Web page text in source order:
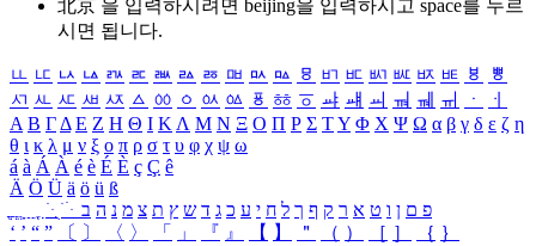
北京 을 입력하시려면 beijing을 입력하시고 space를 누르
시면 됩니다.
ㅥ ㅦ ㅧ ㅨ ㅩ ㅪ ㅫ ㅬ ㅭ ㅮ ㅯ ㅰ ㅱ ㅲ ㅳ ㅴ ㅵ ㅶ ㅷ ㅸ
ㅹ
ㅺ ㅻ ㅼ ㅽ ㅾ ㅿ ㆀ ㆁ ㆂ ㆃ ㆄ ㆅ ㆆ ㆇ ㆈ ㆉ ㆊ ㆋ ㆌ ㆍ
ㆎ
Α Β ΓΔ Ε Ζ Η Θ Ι ΚΛ Μ Ν Ξ Ο Π Ρ Σ ΤΥ Φ Χ Ψ Ω α β γ δ ε ζ η
θ ι κ λ μ ν ξ ο π ρ σ τ υ φ χ ψ ω
á à Á À é è É È ç Ç ê
Ä Ö Ü ä ö ü ß
ִֶֹ ֻּ ׁׂ פ ם ן ו ט א ר ק ף ך ל ח י ע כ ג ד ש ץ ת צ מ נ ה ב
‘ ’ “ ” 〔 〕 〈 〉 「 」 『 』 【 】 ＂ （ ） ［ ］ ｛ ｝